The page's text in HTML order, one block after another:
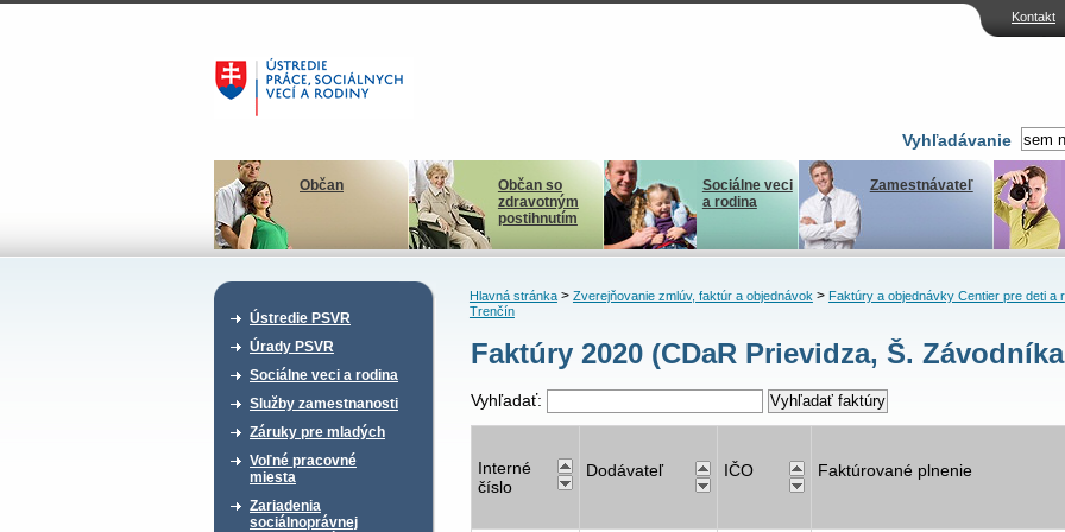
Kontakt
Vyhľadávanie
Občan
Občan so
zdravotným
postihnutím
Sociálne veci
a rodina
Zamestnávateľ
Ústredie PSVR
Úrady PSVR
Sociálne veci a rodina
Služby zamestnanosti
Záruky pre mladých
Voľné pracovné
miesta
Zariadenia
sociálnoprávnej
Hlavná stránka> Zverejňovanie zmlúv, faktúr a objednávok> Faktúry a objednávky Centier pre deti a
Trenčín
Faktúry 2020 (CDaR Prievidza, Š.
Vyhľadať:
Interné
číslo
Dodávateľ IČO Faktúrované plnenie